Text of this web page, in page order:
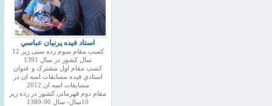
استاد فيده پرنيان عباسي
کسب مقام سوم رده سنی زیر 12
سال کشور در سال 1391
کسب مقام اول مشترک و عنوان
استادي فيده مسابقات اسه ان در
مسابقات اسه ان 2012
مقام دوم قهرمانی کشور در رده زیر
10سال- سال 90-1389